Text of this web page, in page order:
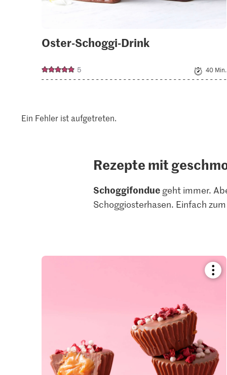
Oster-Schoggi-Drink
5 40 Min.
Ein Fehler ist aufgetreten.
Rezepte mit
Schoggifonduegeht immer.
Schoggiosterhasen. Einfach
recipe